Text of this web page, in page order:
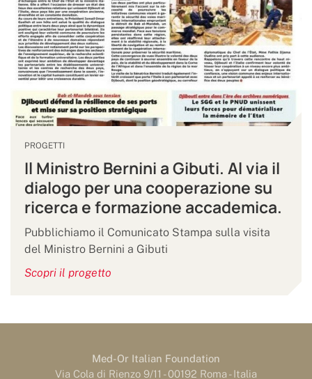
PROGETTI
Il Ministro Bernini a Gibuti. Al via il
dialogo per una cooperazione su
ricerca e formazione accademica.
Pubblichiamo il Comunicato Stampa sulla visita
del Ministro Bernini a Gibuti
Scopri il progetto
Med-Or Italian Foundation
Via Cola di Rienzo 9/11 - 00192 Roma - Italia